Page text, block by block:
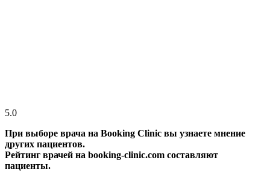
5.0
При выборе врача на Booking Clinic вы узнаете мнение
других пациентов.
Рейтинг врачей на booking-clinic.com составляют
пациенты.